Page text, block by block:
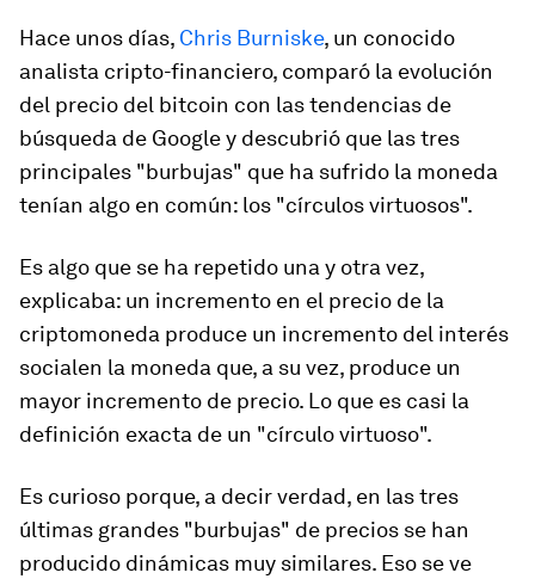
Hace unos días, Chris Burniske, un conocido
analista cripto-financiero, comparó la evolución
del precio del bitcoin con las tendencias de
búsqueda de Google y descubrió que las tres
principales "burbujas" que ha sufrido la moneda
tenían algo en común: los "círculos virtuosos".
Es algo que se ha repetido una y otra vez,
explicaba: un incremento en el precio de la
criptomoneda produce un incremento del interés
socialen la moneda que, a su vez, produce un
mayor incremento de precio. Lo que es casi la
definición exacta de un "círculo virtuoso".
Es curioso porque, a decir verdad, en las tres
últimas grandes "burbujas" de precios se han
producido dinámicas muy similares. Eso se ve